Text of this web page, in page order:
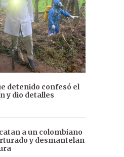
detenido confesó el
y dio detalles
a un colombiano
y desmantelan